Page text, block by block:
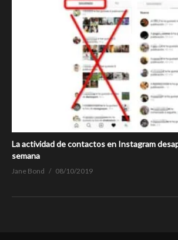
La actividad de contactos en Instagram
semana
Jane Bond 08/10/2019